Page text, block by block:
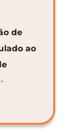
de
ao
-